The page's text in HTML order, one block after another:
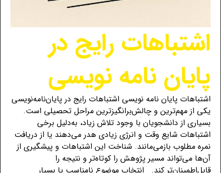
اشتباهات رایج در
پایان نامه نویسی
اشتباهات پایان نامه نویسی اشتباهات رایج در پایان‌نامه‌نویسی
یکی از مهم‌ترین و چالش‌برانگیزترین مراحل تحصیلی است.
بسیاری از دانشجویان با وجود تلاش زیاد، به‌دلیل برخی
اشتباهات شایع وقت و انرژی زیادی هدر می‌دهند یا از دریافت
نمره مطلوب بازمی‌مانند. شناخت این اشتباهات و پیشگیری از
آن‌ها می‌تواند مسیر پژوهش را کوتاه‌تر و نتیجه را
قابل‌اطمینان‌تر کند. انتخاب موضوع نامناسب یا بسیار